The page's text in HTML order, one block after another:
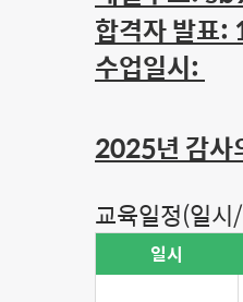
합격자 발표:
수업일시:
2025년 감사
교육일정(일
일시